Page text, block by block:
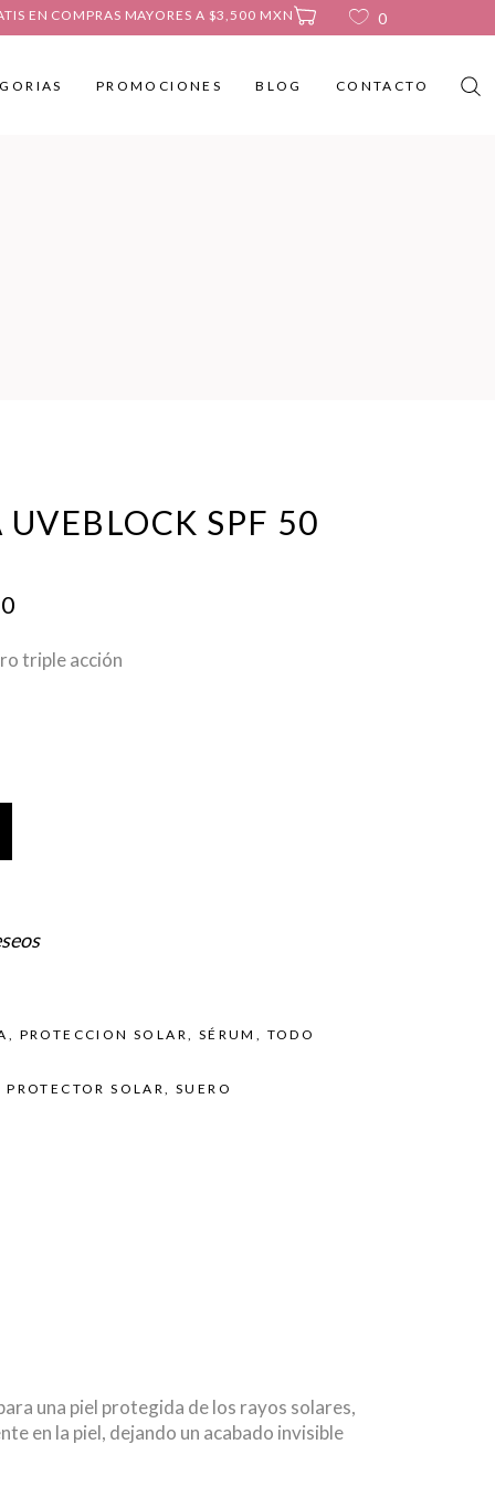
EN COMPRAS MAYORES A $3,500 MXN
No products in the cart.
0
PROMOCIONES BLOG CONTACTO
SPF 50
IS:
$ 855.00.
triple acción
, PROTECCION SOLAR, SÉRUM , TODO
PROTECTOR SOLAR,SUERO
una piel protegida de los rayos solares,
en la piel, dejando un acabado invisible